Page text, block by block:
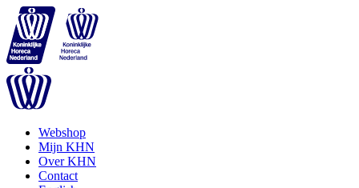
Webshop
Mijn KHN
Over KHN
Contact